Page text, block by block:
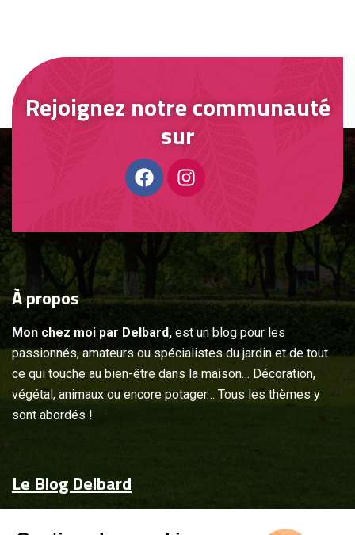
Rejoignez notre communauté
sur
Àpropos
Mon chez moi par Delbard, est un blog pour les
passionnés, amateurs ou spécialistes du jardin et de tout
ce qui touche au bien-être dans la maison… Décoration,
végétal, animaux ou encore potager… Tous les thèmes y
sont abordés !
Le Blog Delbard